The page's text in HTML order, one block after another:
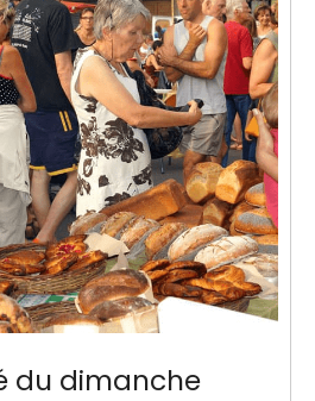
du dimanche